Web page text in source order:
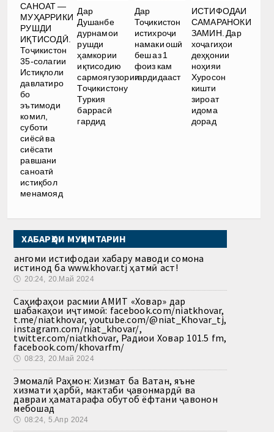
САНОАТ —
МУҲАРРИКИ
РУШДИ
ИҚТИСОДӢ.
Тоҷикистон
35-солагии
Истиқлоли
давлатиро
бо
эътимоди
комил,
суботи
сиёсӣ ва
сиёсати
равшани
саноатӣ
истиқбол
менамояд
Дар
Душанбе
дурнамои
рушди
ҳамкории
иқтисодию
сармоягузории
Тоҷикистону
Туркия
баррасӣ
гардид
Дар
Тоҷикистон
истихроҷи
намаки ошӣ
беш аз 1
фоиз кам
гардидааст
ИСТИФОДАИ
САМАРАНОКИ
ЗАМИН. Дар
хоҷагиҳои
деҳқонии
ноҳияи
Хуросон
кишти
зироат
идома
дорад
ХАБАРҲОИ МУҲИМТАРИН
Ҳангоми истифодаи хабару маводи сомона
истинод ба www.khovar.tj ҳатмӣ аст!
🕔 20:24, 20.Май 2024
Саҳифаҳои расмии АМИТ «Ховар» дар
шабакаҳои иҷтимоӣ: facebook.com/niatkhovar,
t.me/niatkhovar, youtube.com/@niat_Khovar_tj,
instagram.com/niat_khovar/,
twitter.com/niatkhovar, Радиои Ховар 101.5 fm,
facebook.com/khovarfm/
🕔 08:23, 20.Май 2024
Эмомалӣ Раҳмон: Хизмат ба Ватан, яъне
хизмати ҳарбӣ, мактаби ҷавонмардӣ ва
давраи ҳаматарафа обутоб ёфтани ҷавонон
мебошад
🕔 08:24, 5.Апр 2024